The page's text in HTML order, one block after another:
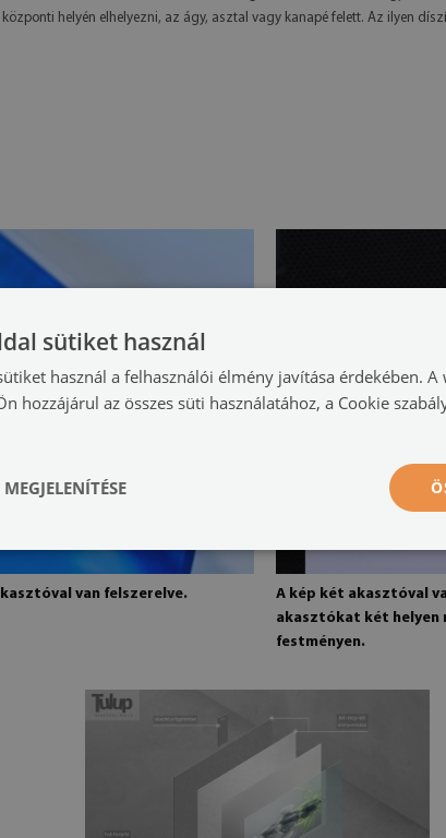
helyén elhelyezni, az ágy, asztal vagy kanapé felett. Az ilyen
van felszerelve.
A kép két akasztóval
akasztókat két helyen
festményen.
sütiket használ
használ a felhasználói élmény javítása érdekében.
hozzájárul az összes süti használatához, a Cookie